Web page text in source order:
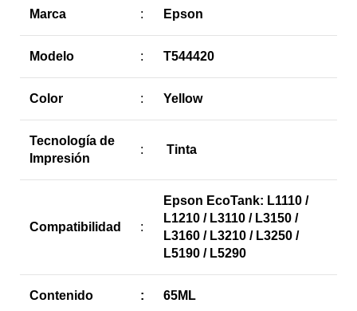
Marca : Epson
Modelo : T544420
Color : Yellow
Tecnología de
Impresión
: Tinta
Compatibilidad :
Epson EcoTank: L1110 /
L1210 / L3110 / L3150 /
L3160 / L3210 / L3250 /
L5190 / L5290
Contenido : 65ML